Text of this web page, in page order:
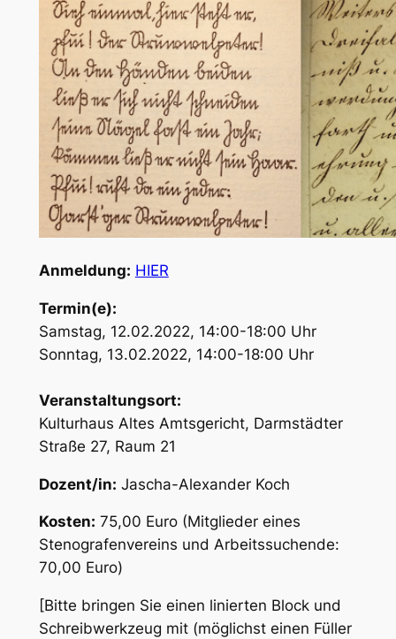
Anmeldung: HIER
Termin(e):
Samstag, 12.02.2022, 14:00-18:00 Uhr
Sonntag, 13.02.2022, 14:00-18:00 Uhr
Veranstaltungsort:
Kulturhaus Altes Amtsgericht, Darmstädter
Straße 27, Raum 21
Dozent/in: Jascha-Alexander Koch
Kosten: 75,00 Euro (Mitglieder eines
Stenografenvereins und Arbeitssuchende:
70,00 Euro)
[Bitte bringen Sie einen linierten Block und
Schreibwerkzeug mit (möglichst einen Füller